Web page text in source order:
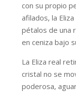
con su propio
afilados, la
pétalos de una
en ceniza bajo
La Eliza real
cristal no se
poderosa,